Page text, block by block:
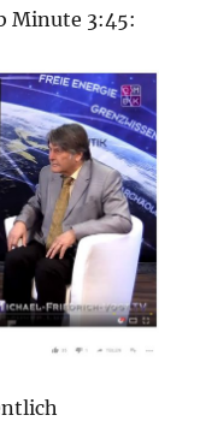
Minute 3:45: